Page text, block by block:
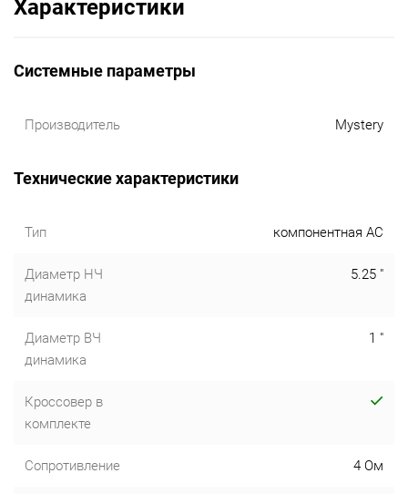
Характеристики
Системные параметры
Производитель Mystery
Технические характеристики
Тип компонентная АС
Диаметр НЧ
динамика
5.25 "
Диаметр ВЧ
динамика
1 "
Кроссовер в
комплекте
Сопротивление 4 Ом